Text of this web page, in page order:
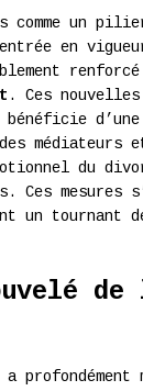
comme un
en
. Ces
bénéficie
du
Ces mesures
un tournant
de
a